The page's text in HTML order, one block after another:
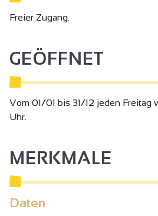
Freier Zugang.
GEÖFFNET
Vom 01/01 bis 31/12 jeden Freitag
Uhr.
MERKMALE
Daten